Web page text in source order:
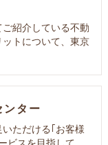
紹介している不動
トについて、東京
ンター
ただける｢お客様